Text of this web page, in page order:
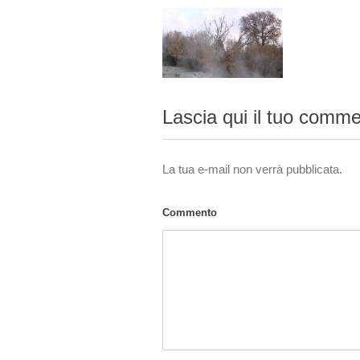
Lascia qui il tuo
La tua e-mail non verrà pubblicata.
Commento